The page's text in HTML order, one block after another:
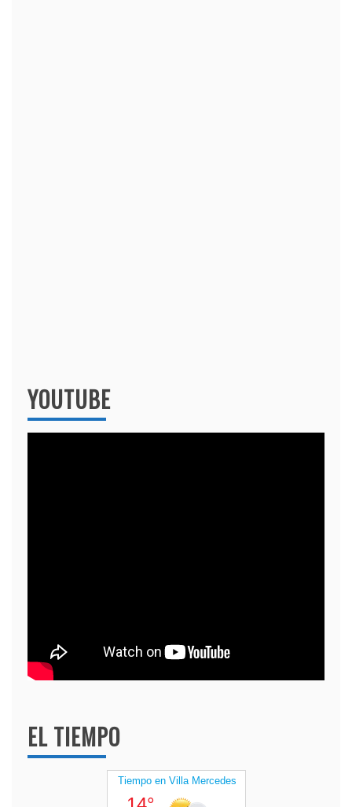
YOUTUBE
EL TIEMPO